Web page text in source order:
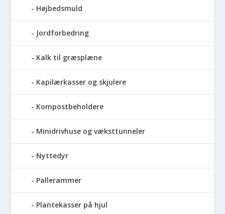
Højbedsmuld
Jordforbedring
Kalk til græsplæne
Kapilærkasser og skjulere
Kompostbeholdere
Minidrivhuse og væksttunneler
Nyttedyr
Pallerammer
Plantekasser på hjul